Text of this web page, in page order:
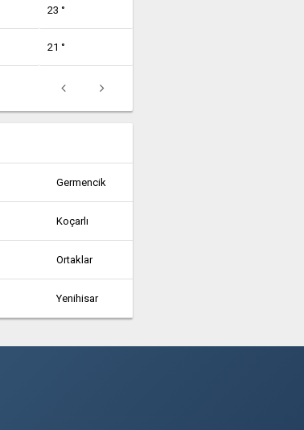
23 °
21 °
Germencik
Koçarlı
Ortaklar
Yenihisar